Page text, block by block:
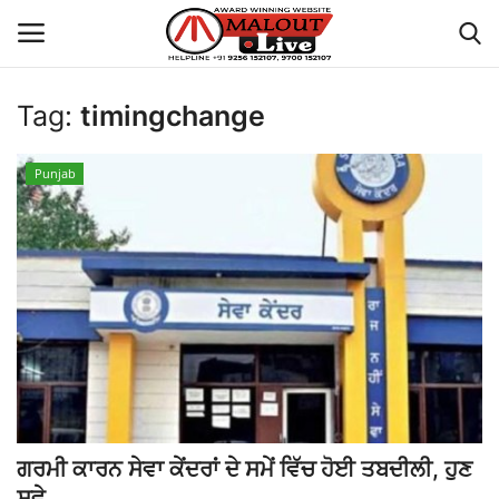
Login Register
Home
About Us
How to Reach Malout
Privacy Policy
Malout News
History of Malout
Tag: timingchange
Punjab
ਗਰਮੀ ਕਾਰਨ ਸੇਵਾ ਕੇਂਦਰਾਂ ਦੇ ਸਮੇਂ ਵਿੱਚ ਹੋਈ ਤਬਦੀਲੀ, ਹੁਣ